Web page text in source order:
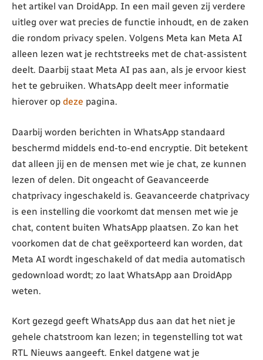
het artikel van DroidApp. In een mail geven zij verdere
uitleg over wat precies de functie inhoudt, en de zaken
die rondom privacy spelen. Volgens Meta kan Meta AI
alleen lezen wat je rechtstreeks met de chat-assistent
deelt. Daarbij staat Meta AI pas aan, als je ervoor kiest
het te gebruiken. WhatsApp deelt meer informatie
hierover op deze pagina.
Daarbij worden berichten in WhatsApp standaard
beschermd middels end-to-end encryptie. Dit betekent
dat alleen jij en de mensen met wie je chat, ze kunnen
lezen of delen. Dit ongeacht of Geavanceerde
chatprivacy ingeschakeld is. Geavanceerde chatprivacy
is een instelling die voorkomt dat mensen met wie je
chat, content buiten WhatsApp plaatsen. Zo kan het
voorkomen dat de chat geëxporteerd kan worden, dat
Meta AI wordt ingeschakeld of dat media automatisch
gedownload wordt; zo laat WhatsApp aan DroidApp
weten.
Kort gezegd geeft WhatsApp dus aan dat het niet je
gehele chatstroom kan lezen; in tegenstelling tot wat
RTL Nieuws aangeeft. Enkel datgene wat je